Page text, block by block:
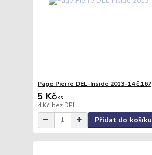
Page Pierre DEL-Inside 2013-14 č.167
5 Kč/ks
4 Kč bez DPH
Přidat do košíku